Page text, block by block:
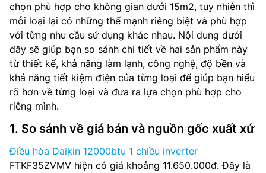
chọn phù hợp cho không gian dưới 15m2, tuy nhiên thì
mỗi loại lại có những thế mạnh riêng biệt và phù hợp
với từng nhu cầu sử dụng khác nhau. Nội dung dưới
đây sẽ giúp bạn so sánh chi tiết về hai sản phẩm này
từ thiết kế, khả năng làm lạnh, công nghệ, độ bền và
khả năng tiết kiệm điện của từng loại để giúp bạn hiểu
rõ hơn về từng loại và đưa ra lựa chọn phù hợp cho
riêng mình.
1. So sánh về giá bán và nguồn gốc xuất xứ
Điều hòa Daikin 12000btu 1 chiều inverter
FTKF35ZVMV hiện có giá khoảng 11.650.000đ. Đây là